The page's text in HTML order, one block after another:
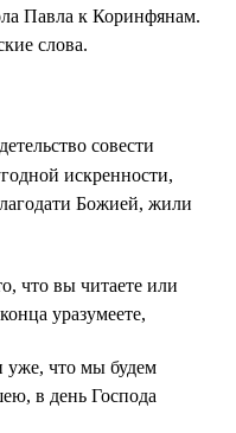
Павла к Коринфянам.
слова.
совести
искренности,
Божией, жили
что вы читаете или
уразумеете,
уже, что мы будем
в день Господа